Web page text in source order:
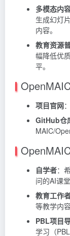
多模态内
生成幻灯
内容。
教育资源
幅降低优
平。
项目官网
GitHub仓
MAIC/
自学者：
问的AI课
教育工作
等教学内
PBL项目
学习（